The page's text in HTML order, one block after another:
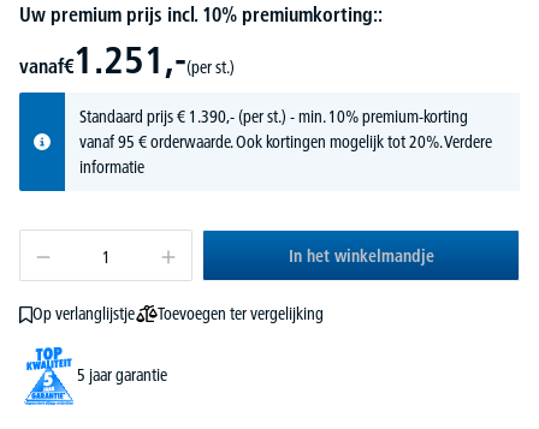
Uw premium prijs incl. 10% premiumkorting::
vanaf€1.251,-(per st.)
Standaard prijs€ 1.390,-(per st.) - min. 10% premium-korting
vanaf 95 € orderwaarde. Ook kortingen mogelijk tot 20%.Verdere
informatie
In het winkelmandje
Op verlanglijstje Toevoegen ter vergelijking
5 jaar garantie